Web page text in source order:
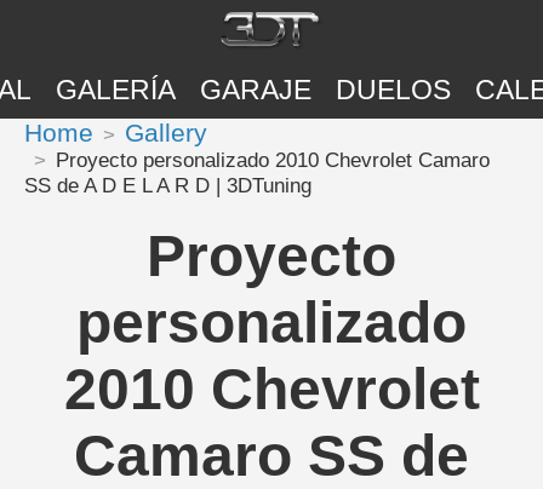
GALERÍA GARAJE DUELOS
Home Gallery
Proyecto personalizado 2010 Chevrolet Camaro
SS de A D E L A R D | 3DTuning
Proyecto
personalizado
2010 Chevrolet
Camaro SS de